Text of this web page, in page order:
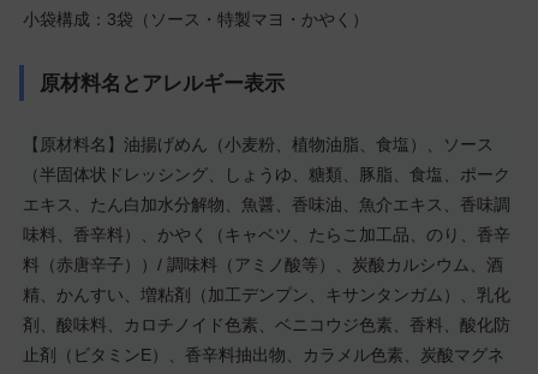
小袋構成：3袋（ソース・特製マヨ・かやく）
原材料名とアレルギー表示
【原材料名】油揚げめん（小麦粉、植物油脂、食塩）、ソース
（半固体状ドレッシング、しょうゆ、糖類、豚脂、食塩、ポーク
エキス、たん白加水分解物、魚醤、香味油、魚介エキス、香味調
味料、香辛料）、かやく（キャベツ、たらこ加工品、のり、香辛
料（赤唐辛子））/ 調味料（アミノ酸等）、炭酸カルシウム、酒
精、かんすい、増粘剤（加工デンプン、キサンタンガム）、乳化
剤、酸味料、カロチノイド色素、ベニコウジ色素、香料、酸化防
止剤（ビタミンE）、香辛料抽出物、カラメル色素、炭酸マグネ